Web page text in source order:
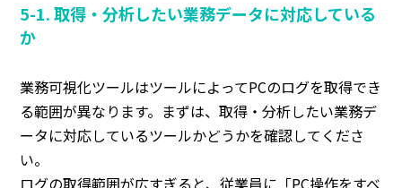
5-1. 取得・分析したい業務データに対応している
か
業務可視化ツールはツールによってPCのログを取得でき
る範囲が異なります。まずは、取得・分析したい業務デ
ータに対応しているツールかどうかを確認してくださ
い。
ログの取得範囲が広すぎると、従業員に「PC操作をすべ